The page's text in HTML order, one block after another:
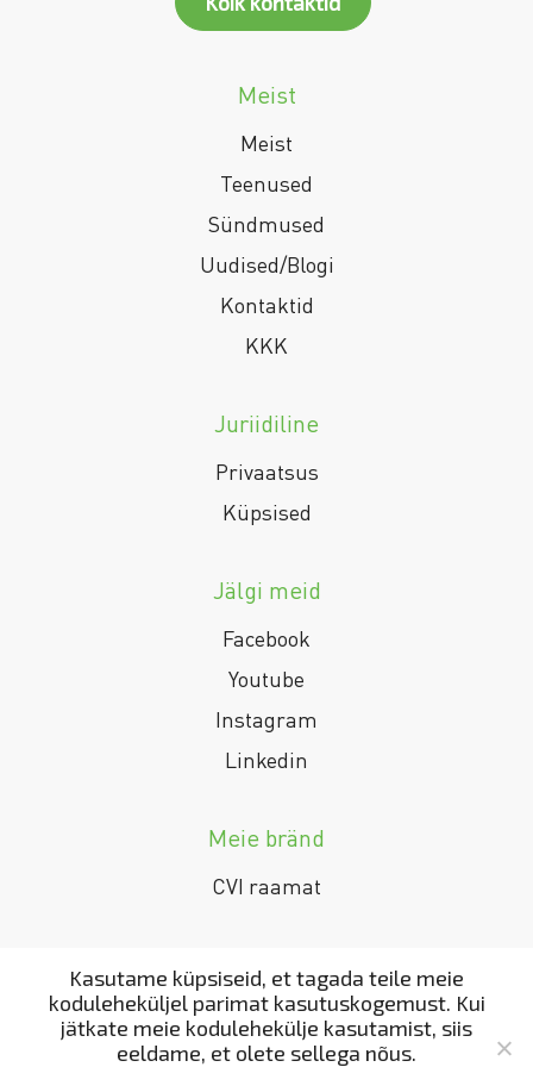
Meist
Meist
Teenused
Sündmused
Uudised/Blogi
Kontaktid
KKK
Juriidiline
Privaatsus
Küpsised
Jälgi meid
Facebook
Youtube
Instagram
Linkedin
Meie bränd
CVI raamat
Kasutame küpsiseid, et tagada teile meie
koduleheküljel parimat kasutuskogemust. Kui
jätkate meie kodulehekülje kasutamist, siis
eeldame, et olete sellega nõus.